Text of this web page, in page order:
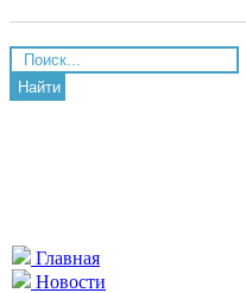
Найти
Главная
Новости